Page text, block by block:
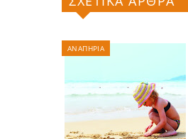
ΑΝΑΠΗΡΙΑ